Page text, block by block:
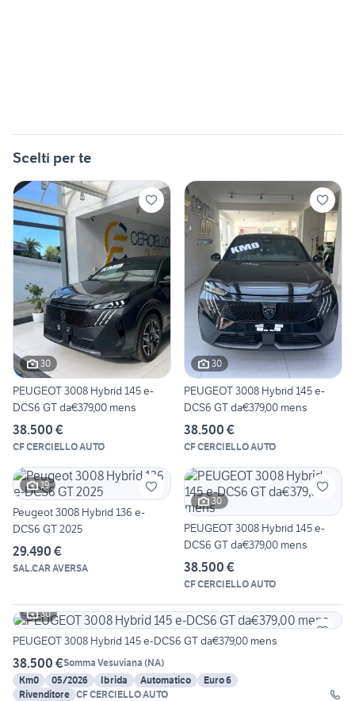
Scelti per te
30
PEUGEOT 3008 Hybrid 145 e-
DCS6 GT da€379,00 mens
38.500 €
CF CERCIELLO AUTO
30
PEUGEOT 3008 Hybrid 145 e-
DCS6 GT da€379,00 mens
38.500 €
CF CERCIELLO AUTO
19
Peugeot 3008 Hybrid 136 e-
DCS6 GT 2025
29.490 €
SAL.CAR AVERSA
30
PEUGEOT 3008 Hybrid 145 e-
DCS6 GT da€379,00 mens
38.500 €
CF CERCIELLO AUTO
30
PEUGEOT 3008 Hybrid 145 e-DCS6 GT da€379,00 mens
38.500 €Somma Vesuviana (NA)
Km0
05/2026 Ibrida Automatico
Euro 6
Rivenditore CF CERCIELLO AUTO